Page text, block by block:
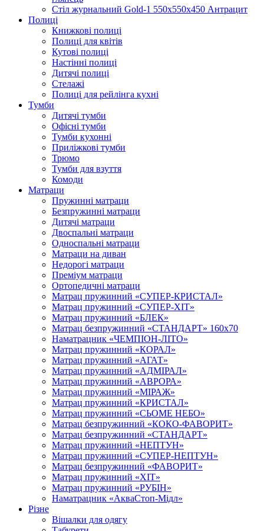
Стіл журнальний Gold-1 550х550х450 Антрацит
Полиці
Книжкові полиці
Полиці для квітів
Кутові полиці
Настінні полиці
Дитячі полиці
Стелажі
Полиці для рейлінга кухні
Тумби
Дитячі тумби
Офісні тумби
Тумби кухонні
Приліжкові тумби
Трюмо
Тумби для взуття
Комоди
Матраци
Пружинні матраци
Безпружинні матраци
Дитячі матраци
Двоспальні матраци
Односпальні матраци
Матраци на диван
Недорогі матраци
Преміум матраци
Ортопедичні матраци
Матрац пружинний «СУПЕР-КРИСТАЛ»
Матрац пружинний «СУПЕР-ХІТ»
Матрац пружинний «БЛЕК»
Матрац безпружинний «СТАНДАРТ» 160х70
Наматрацник «ЧЕМПІОН-ЛІТО»
Матрац пружинний «КОРАЛ»
Матрац пружинний «АГАТ»
Матрац пружинний «АДМІРАЛ»
Матрац пружинний «АВРОРА»
Матрац пружинний «МІРАЖ»
Матрац пружинний «КРИСТАЛ»
Матрац пружинний «СЬОМЕ НЕБО»
Матрац безпружинний «КОКО-ФАВОРИТ»
Матрац безпружинний «СТАНДАРТ»
Матрац пружинний «НЕПТУН»
Матрац пружинний «СУПЕР-НЕПТУН»
Матрац безпружинний «ФАВОРИТ»
Матрац пружинний «ХІТ»
Матрац пружинний «РУБІН»
Наматрацник «АкваСтоп-Мідл»
Різне
Вішалки для одягу